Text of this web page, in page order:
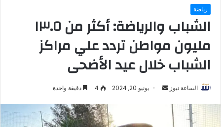
رياضة
الشباب والرياضة: أكثر من ١٣.٥
مليون مواطن تردد علي مراكز
الشباب خلال عيد الأضحى
الساعة نيوز
أرسل يونيو 20, 2024 4 دقيقة واحدة